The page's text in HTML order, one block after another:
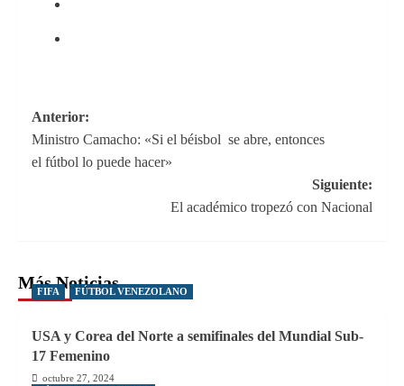
Navegación
de
entradas
Anterior:
Ministro Camacho: «Si el béisbol se abre, entonces
el fútbol lo puede hacer»
Siguiente:
El académico tropezó con Nacional
Más Noticias
FIFA FÚTBOL VENEZOLANO
USA y Corea del Norte a semifinales del Mundial Sub-
17 Femenino
octubre 27, 2024